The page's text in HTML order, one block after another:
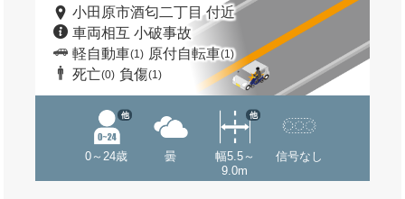
小田原市酒匂二丁目 付近
車両相互 小破事故
軽自動車(1) 原付自転車(1)
死亡(0) 負傷(1)
0～24歳
他
曇
幅5.5～
9.0m
他
信号なし